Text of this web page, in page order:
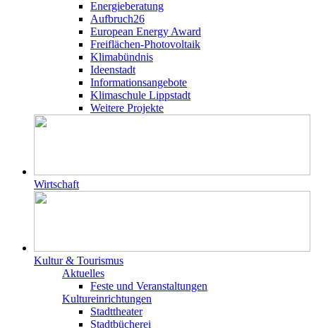
Energieberatung
Aufbruch26
European Energy Award
Freiflächen-Photovoltaik
Klimabündnis
Ideenstadt
Informationsangebote
Klimaschule Lippstadt
Weitere Projekte
Wirtschaft
Kultur & Tourismus
Aktuelles
Feste und Veranstaltungen
Kultureinrichtungen
Stadttheater
Stadtbücherei